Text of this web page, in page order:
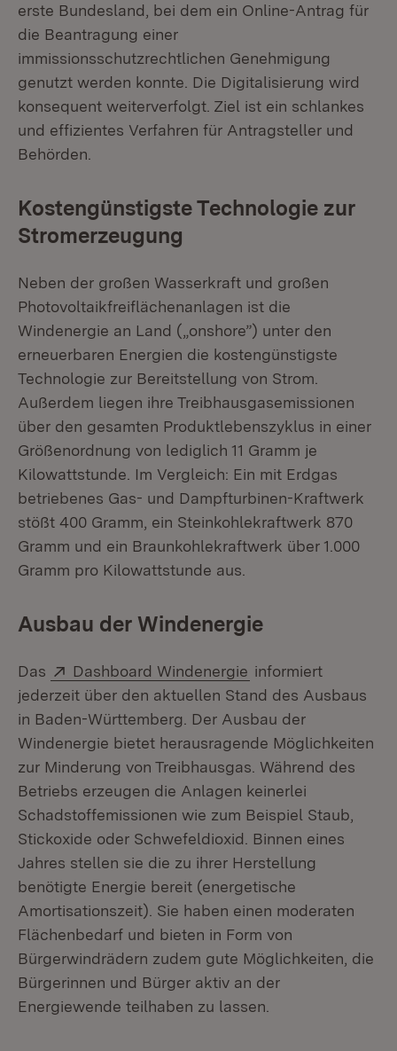
erste Bundesland, bei dem ein Online-Antrag für
die Beantragung einer
immissionsschutzrechtlichen Genehmigung
genutzt werden konnte. Die Digitalisierung wird
konsequent weiterverfolgt. Ziel ist ein schlankes
und effizientes Verfahren für Antragsteller und
Behörden.
Kostengünstigste Technologie zur
Stromerzeugung
Neben der großen Wasserkraft und großen
Photovoltaikfreiflächenanlagen ist die
Windenergie an Land („onshore”) unter den
erneuerbaren Energien die kostengünstigste
Technologie zur Bereitstellung von Strom.
Außerdem liegen ihre Treibhausgasemissionen
über den gesamten Produktlebenszyklus in einer
Größenordnung von lediglich 11 Gramm je
Kilowattstunde. Im Vergleich: Ein mit Erdgas
betriebenes Gas- und Dampfturbinen-Kraftwerk
stößt 400 Gramm, ein Steinkohlekraftwerk 870
Gramm und ein Braunkohlekraftwerk über 1.000
Gramm pro Kilowattstunde aus.
Ausbau der Windenergie
Das Extern:
Dashboard Windenergie (Öffnet in neuem
informiert
jederzeit über den aktuellen Stand des Ausbaus
in Baden-Württemberg. Der Ausbau der
Windenergie bietet herausragende Möglichkeiten
zur Minderung von Treibhausgas. Während des
Betriebs erzeugen die Anlagen keinerlei
Schadstoffemissionen wie zum Beispiel Staub,
Stickoxide oder Schwefeldioxid. Binnen eines
Jahres stellen sie die zu ihrer Herstellung
benötigte Energie bereit (energetische
Amortisationszeit). Sie haben einen moderaten
Flächenbedarf und bieten in Form von
Bürgerwindrädern zudem gute Möglichkeiten, die
Bürgerinnen und Bürger aktiv an der
Energiewende teilhaben zu lassen.